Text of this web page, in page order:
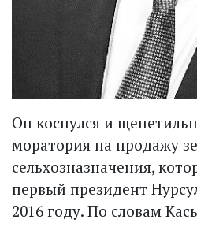
Он коснулся и
моратория на продажу
сельхозназначения,
первый президент
2016 году. По словам